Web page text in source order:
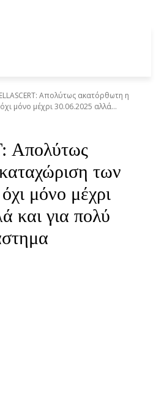
Απολύτως ακατόρθωτη η
μόνο μέχρι 30.06.2025 αλλά...
Απολύτως
των
μόνο μέχρι
και για πολύ